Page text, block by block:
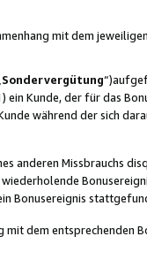
mit dem
Sondervergütung
ein Kunde, der für das
während der sich
anderen Missbrauchs
Bonusereignis
dem entsprechenden